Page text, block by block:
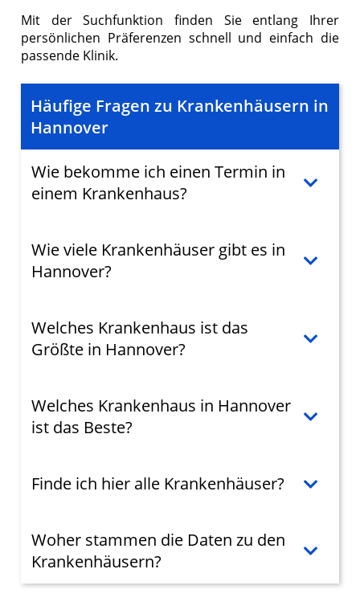
Mit der Suchfunktion finden Sie entlang Ihrer
persönlichen Präferenzen schnell und einfach die
passende Klinik.
Häufige Fragen zu Krankenhäusern in
Hannover
Wie bekomme ich einen Termin in
einem Krankenhaus?
Wie viele Krankenhäuser gibt es in
Hannover?
Welches Krankenhaus ist das
Größte in Hannover?
Welches Krankenhaus in Hannover
ist das Beste?
Finde ich hier alle Krankenhäuser?
Woher stammen die Daten zu den
Krankenhäusern?